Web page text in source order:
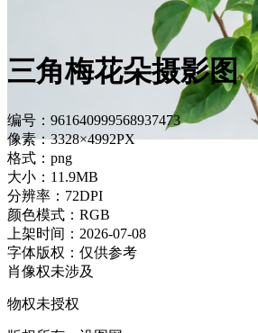
三角梅花朵摄影图
编号：961640999568937473
像素：3328×4992PX
格式：png
大小：11.9MB
分辨率：72DPI
颜色模式：RGB
上架时间：2026-07-08
字体版权：仅供参考
肖像权未涉及
物权未授权